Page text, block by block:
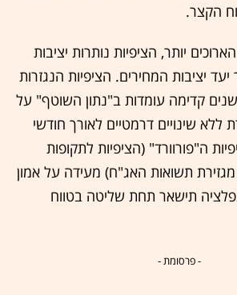
הקצר.
יותר, הציפיות נותרות יציבות
יציבות המחירים. הציפיות הנגזרות
לטווח של 5 עד 10 שנים קדימה עומדות ב"נתון השוטף" על
ללא שינויים דרמטיים לאורך חודשי
ה"פורוורד" (הציפיות לתקופות
תשואות האג"ח) מעידה על אמון
תישאר תחת שליטה בטווח
- פרסומת -